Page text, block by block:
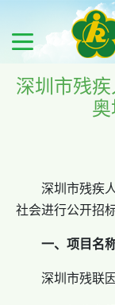
深圳市残疾
深圳市残疾人
社会进行公开招
一、项目名
深圳市残联因